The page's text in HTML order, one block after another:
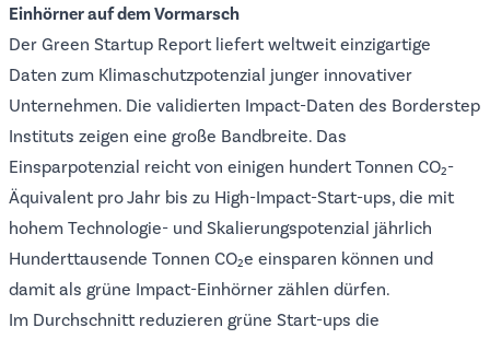
Einhörner auf dem Vormarsch
Der Green Startup Report liefert weltweit einzigartige
Daten zum Klimaschutzpotenzial junger innovativer
Unternehmen. Die validierten Impact-Daten des Borderstep
Instituts zeigen eine große Bandbreite. Das
Einsparpotenzial reicht von einigen hundert Tonnen CO₂-
Äquivalent pro Jahr bis zu High-Impact-Start-ups, die mit
hohem Technologie- und Skalierungspotenzial jährlich
Hunderttausende Tonnen CO₂e einsparen können und
damit als grüne Impact-Einhörner zählen dürfen.
Im Durchschnitt reduzieren grüne Start-ups die